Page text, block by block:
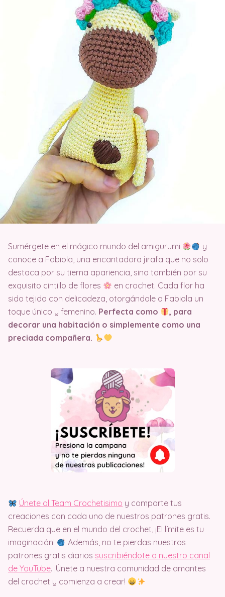
Sumérgete en el mágico mundo del amigurumi
y
conoce a Fabiola, una encantadora jirafa que no solo
destaca por su tierna apariencia, sino también por su
exquisito cintillo de flores
en crochet. Cada flor ha
sido tejida con delicadeza, otorgándole a Fabiola un
toque único y femenino. Perfecta como
, para
decorar una habitación o simplemente como una
preciada compañera.
Únete al Team Crochetisimo y comparte tus
creaciones con cada uno de nuestros patrones gratis.
Recuerda que en el mundo del crochet, ¡El límite es tu
imaginación!
Además, no te pierdas nuestros
patrones gratis diarios suscribiéndote a nuestro canal
de YouTube. ¡Únete a nuestra comunidad de amantes
del crochet y comienza a crear!